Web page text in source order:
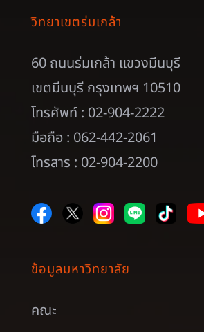
วิทยาเขตร่มเกล้า
60 ถนนร่มเกล้า แขวงมีนบุรี
เขตมีนบุรี กรุงเทพฯ 10510
โทรศัพท์ : 02-904-2222
มือถือ : 062-442-2061
โทรสาร : 02-904-2200
ข้อมูลมหาวิทยาลัย
คณะ